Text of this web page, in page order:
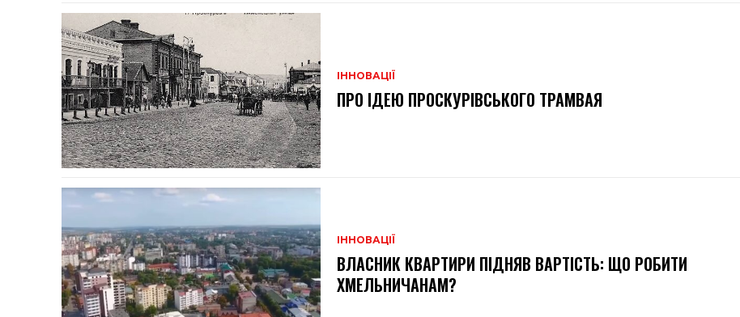
ІННОВАЦІЇ
ПРО ІДЕЮ ПРОСКУРІВСЬКОГО ТРАМВАЯ
ІННОВАЦІЇ
ВЛАСНИК КВАРТИРИ ПІДНЯВ ВАРТІСТЬ: ЩО РОБИТИ
ХМЕЛЬНИЧАНАМ?